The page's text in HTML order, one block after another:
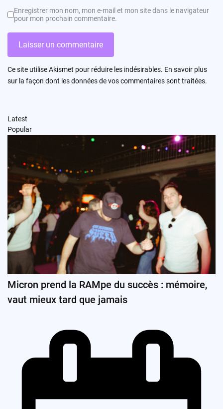
Enregistrer mon nom, mon e-mail et mon site dans le navigateur
pour mon prochain commentaire.
Ce site utilise Akismet pour réduire les indésirables. En savoir plus
sur la façon dont les données de vos commentaires sont traitées.
Latest
Popular
Micron prend la RAMpe du succès : mémoire,
vaut mieux tard que jamais